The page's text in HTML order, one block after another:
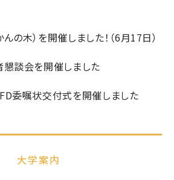
の木）を開催しました！（6月17日）
談会を開催しました
委嘱状交付式を開催しました
大学案内